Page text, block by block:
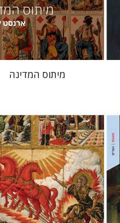
הנחת אתר ספר מודפס
$42
$38
מיתוס המדינה
יהודה ריינהרץ יעקב שביט